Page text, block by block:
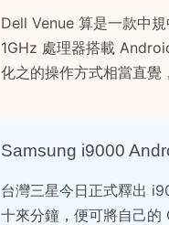
Dell Venue 算是一款中
1GHz 處理器搭載
化之的操作方式相當直覺
Samsung i9000
台灣三星今日正式釋出
十來分鐘，便可將自己